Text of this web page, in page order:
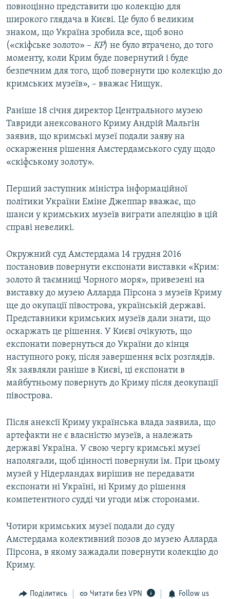
повноцінно представити цю колекцію для
широкого глядача в Києві. Це було б великим
знаком, що Україна зробила все, щоб воно
(«скіфське золото» – КР) не було втрачено, до того
моменту, коли Крим буде повернутий і буде
безпечним для того, щоб повернути цю колекцію до
кримських музеїв», – вважає Нищук.
Раніше 18 січня директор Центрального музею
Тавриди анексованого Криму Андрій Мальгін
заявив, що кримські музеї подали заяву на
оскарження рішення Амстердамського суду щодо
«скіфському золоту».
Перший заступник міністра інформаційної
політики України Еміне Джеппар вважає, що
шанси у кримських музеїв виграти апеляцію в цій
справі невеликі.
Окружний суд Амстердама 14 грудня 2016
постановив повернути експонати виставки «Крим:
золото й таємниці Чорного моря», привезені на
виставку до музею Алларда Пірсона з музеїв Криму
ще до окупації півострова, українській державі.
Представники кримських музеїв дали знати, що
оскаржать це рішення. У Києві очікують, що
експонати повернуться до України до кінця
наступного року, після завершення всіх розглядів.
Як заявляли раніше в Києві, ці експонати в
майбутньому повернуть до Криму після деокупації
півострова.
Після анексії Криму українська влада заявила, що
артефакти не є власністю музеїв, а належать
державі Україна. У свою чергу кримські музеї
наполягали, щоб цінності повернули їм. При цьому
музей у Нідерландах вирішив не передавати
експонати ні Україні, ні Криму до рішення
компетентного судді чи угоди між сторонами.
Чотири кримських музеї подали до суду
Амстердама колективний позов до музею Алларда
Пірсона, в якому зажадали повернути колекцію до
Криму.
Поділитись Читати без VPN Follow us